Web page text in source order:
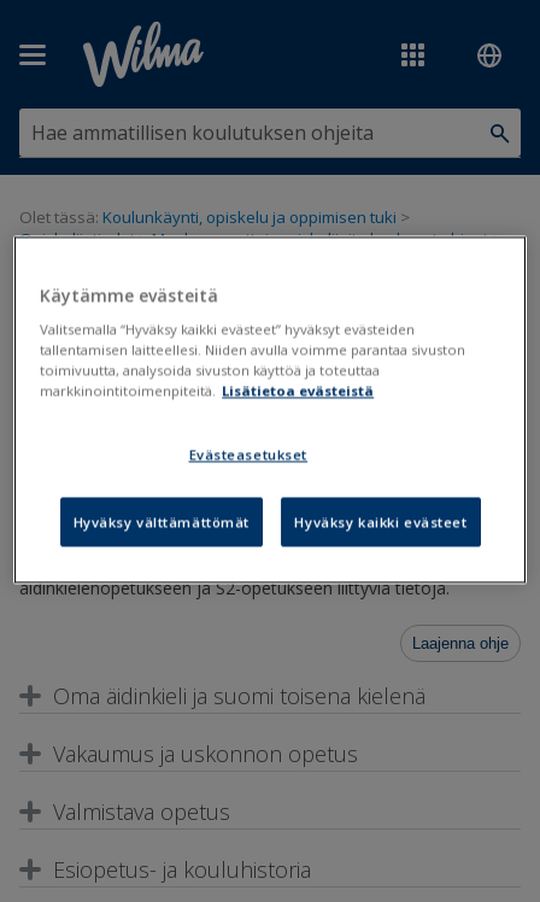
Olet tässä: Koulunkäynti, opiskelu ja oppimisen tuki >
Opiskelijatiedot>Maahanmuuttajaopiskelijoita koskevat ohjeet>
Maahanmuuttajien
koulunkäyntitiedot
Maahanmuuttajista ja maahanmuuttajataustaisista oppilaista
äidinkielenopetukseen ja S2-opetukseen liittyviä tietoja.
Laajenna ohje
Oma äidinkieli ja suomi toisena kielenä
Vakaumus ja uskonnon opetus
Valmistava opetus
Esiopetus- ja kouluhistoria
Käytämme evästeitä
Valitsemalla “Hyväksy kaikki evästeet” hyväksyt evästeiden
tallentamisen laitteellesi. Niiden avulla voimme parantaa sivuston
toimivuutta, analysoida sivuston käyttöä ja toteuttaa
markkinointitoimenpiteitä. Lisätietoa evästeistä
Evästeasetukset
Hyväksy välttämättömät Hyväksy kaikki evästeet